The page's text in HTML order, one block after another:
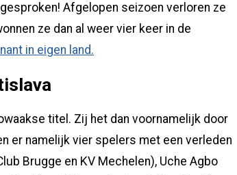
Afgelopen seizoen verloren ze
ze dan al weer vier keer in de
in eigen land.
titel. Zij het dan voornamelijk door
er namelijk vier spelers met een verleden
Brugge en KV Mechelen), Uche Agbo